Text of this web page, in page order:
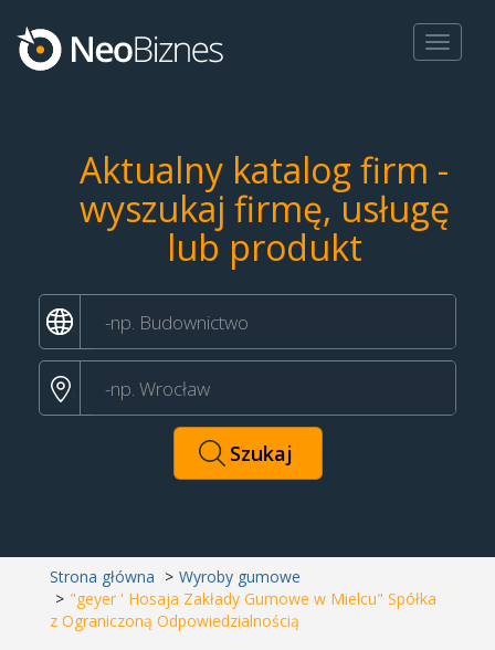
Toggle
Aktualny katalog firm -
wyszukaj firmę, usługę
lub produkt
Strona główna
Wyroby gumowe
"geyer ' Hosaja Zakłady Gumowe w Mielcu" Spółka
z Ograniczoną Odpowiedzialnością